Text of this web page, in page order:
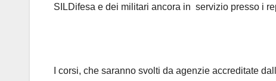
SILDifesa e dei militari ancora in servizio presso i
I corsi, che saranno svolti da agenzie accreditate